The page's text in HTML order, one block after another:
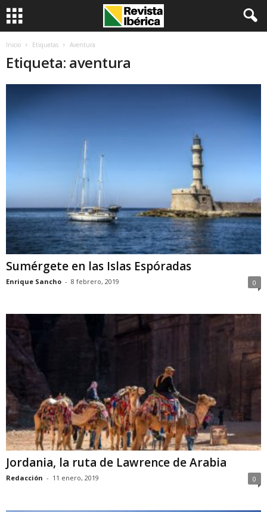
Inicio Etiquetas Aventura
Etiqueta: aventura
Sumérgete en las Islas Espóradas
Enrique Sancho - 8 febrero, 2019 0
Jordania, la ruta de Lawrence de Arabia
Redacción - 11 enero, 2019 0